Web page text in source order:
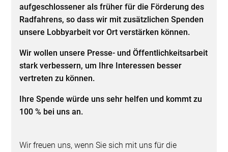
aufgeschlossener als früher für die Förderung des
Radfahrens, so dass wir mit zusätzlichen Spenden
unsere Lobbyarbeit vor Ort verstärken können.
Wir wollen unsere Presse- und Öffentlichkeitsarbeit
stark verbessern, um Ihre Interessen besser
vertreten zu können.
Ihre Spende würde uns sehr helfen und kommt zu
100 % bei uns an.
Wir freuen uns, wenn Sie sich mit uns für die